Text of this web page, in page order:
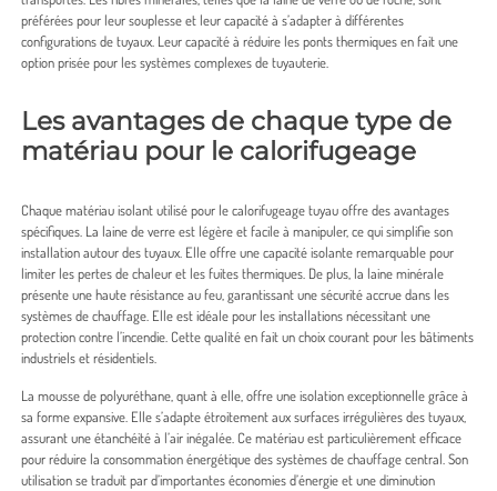
préférées pour leur souplesse et leur capacité à s’adapter à différentes
configurations de tuyaux. Leur capacité à réduire les ponts thermiques en fait une
option prisée pour les systèmes complexes de tuyauterie.
Les avantages de chaque type de
matériau pour le calorifugeage
Chaque matériau isolant utilisé pour le calorifugeage tuyau offre des avantages
spécifiques. La laine de verre est légère et facile à manipuler, ce qui simplifie son
installation autour des tuyaux. Elle offre une capacité isolante remarquable pour
limiter les pertes de chaleur et les fuites thermiques. De plus, la laine minérale
présente une haute résistance au feu, garantissant une sécurité accrue dans les
systèmes de chauffage. Elle est idéale pour les installations nécessitant une
protection contre l’incendie. Cette qualité en fait un choix courant pour les bâtiments
industriels et résidentiels.
La mousse de polyuréthane, quant à elle, offre une isolation exceptionnelle grâce à
sa forme expansive. Elle s’adapte étroitement aux surfaces irrégulières des tuyaux,
assurant une étanchéité à l’air inégalée. Ce matériau est particulièrement efficace
pour réduire la consommation énergétique des systèmes de chauffage central. Son
utilisation se traduit par d’importantes économies d’énergie et une diminution